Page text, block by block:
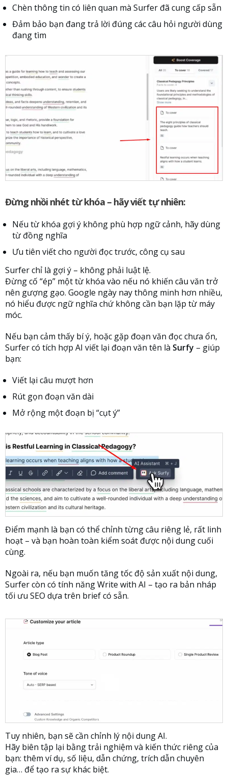
Chèn thông tin có liên quan mà Surfer đã cung cấp sẵn
Đảm bảo bạn đang trả lời đúng các câu hỏi người dùng
đang tìm
Đừng nhồi nhét từ khóa – hãy viết tự nhiên:
Nếu từ khóa gợi ý không phù hợp ngữ cảnh, hãy dùng
từ đồng nghĩa
Ưu tiên viết cho người đọc trước, công cụ sau
Surfer chỉ là gợi ý – không phải luật lệ.
Đừng cố “ép” một từ khóa vào nếu nó khiến câu văn trở
nên gượng gạo. Google ngày nay thông minh hơn nhiều,
nó hiểu được ngữ nghĩa chứ không cần bạn lặp từ máy
móc.
Nếu bạn cảm thấy bí ý, hoặc gặp đoạn văn đọc chưa ổn,
Surfer có tích hợp AI viết lại đoạn văn tên là Surfy – giúp
bạn:
Viết lại câu mượt hơn
Rút gọn đoạn văn dài
Mở rộng một đoạn bị “cụt ý”
Điểm mạnh là bạn có thể chỉnh từng câu riêng lẻ, rất linh
hoạt – và bạn hoàn toàn kiểm soát được nội dung cuối
cùng.
Ngoài ra, nếu bạn muốn tăng tốc độ sản xuất nội dung,
Surfer còn có tính năng Write with AI – tạo ra bản nháp
tối ưu SEO dựa trên brief có sẵn.
Tuy nhiên, bạn sẽ cần chỉnh lý nội dung AI.
Hãy biên tập lại bằng trải nghiệm và kiến thức riêng của
bạn: thêm ví dụ, số liệu, dẫn chứng, trích dẫn chuyên
gia… để tạo ra sự khác biệt.